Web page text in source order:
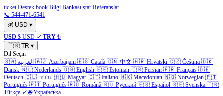
ticket Destek book Bilgi Bankası star Referanslar
📞 544-471-6541
💰 USD ▾
USD $ USD ✓ TRY ₺
🇹🇷 TR ▾
Dil Seçin
🇸🇦 العربية 🇦🇿 Azerbaijani 🇪🇸 Català 🇨🇳 中文 🇭🇷 Hrvatski 🇨🇿 Čeština 🇩🇰
Dansk 🇳🇱 Nederlands 🇬🇧 English 🇪🇪 Estonian 🇮🇷 Persian 🇫🇷 Français 🇩🇪
Deutsch 🇮🇱 עברית 🇭🇺 Magyar 🇮🇹 Italiano 🇲🇰 Macedonian 🇳🇴 Norwegian 🇵🇹
Português 🇵🇹 Português 🇷🇴 Română 🇷🇺 Русский 🇪🇸 Español 🇸🇪 Svenska 🇹🇷
Türkçe ✓ 🌐 Українська